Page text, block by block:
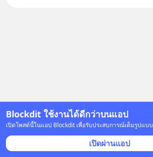
Blockdit ใช้งานได้ดีกว่าบนแอป
เปิดโพสต์นี้ในแอป Blockdit เพื่อรับประสบการณ์เต็มรูปแบบ
เปิดผ่านแอป